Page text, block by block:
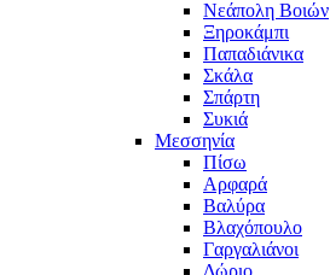
Νεάπολη Βοιών
Ξηροκάμπι
Παπαδιάνικα
Σκάλα
Σπάρτη
Συκιά
Μεσσηνία
Πίσω
Αρφαρά
Βαλύρα
Βλαχόπουλο
Γαργαλιάνοι
Δώριο